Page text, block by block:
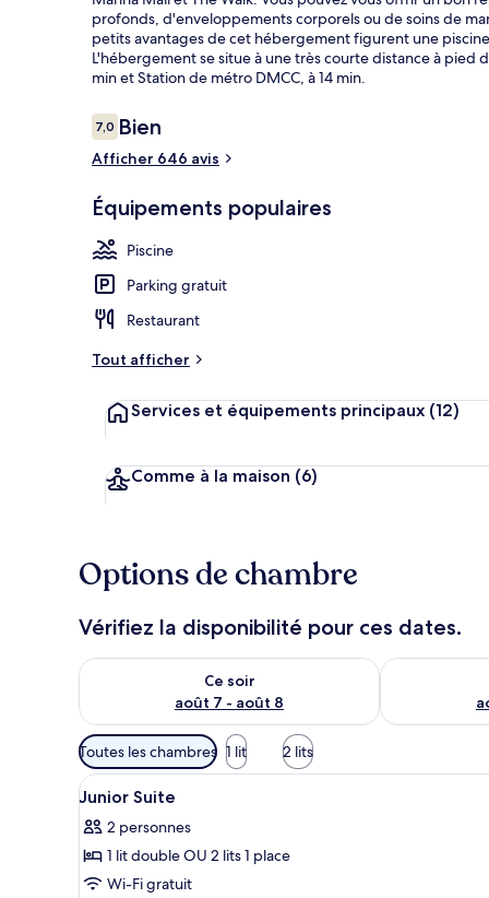
profonds, d'enveloppements corporels ou de soins de
petits avantages de cet hébergement figurent une
L'hébergement se situe à une très courte distance à pied
min et Station de métro DMCC, à 14 min.
Avis
voyageurs
7,07,0 sur 10
Bien
Afficher 646 avis
Équipements populaires
Piscine
Parking gratuit
Restaurant
Tout afficher
Services et équipements principaux (12)
Comme à la maison (6)
Options de chambre
Vérifiez la disponibilité pour ces dates.
Ce soir
août 7 - août 8
Vérifier la disponibilité pour ce soir août 7 - août 8
Vérifier la
Filtres
disponibles
pour
chambres
Toutes les chambres 1 lit 2 lits
Afficher
toutes
les
photos
pour
Coffres-forts dans les
4
Junior Suite
2 personnes
1 lit double OU 2 lits 1 place
Wi-Fi gratuit